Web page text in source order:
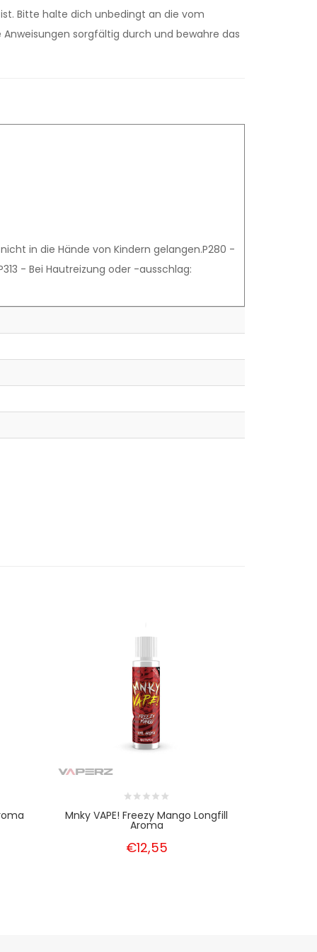
Bitte halte dich unbedingt an die vom
sorgfältig durch und bewahre das
in die Hände von Kindern gelangen.P280 -
- Bei Hautreizung oder -ausschlag:
Mnky VAPE! Freezy Mango Longfill
Aroma
€12,55